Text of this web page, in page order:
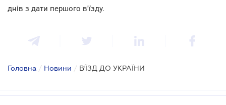
днів з дати першого в'їзду.
Головна / Новини / В'ЇЗД ДО УКРАЇНИ